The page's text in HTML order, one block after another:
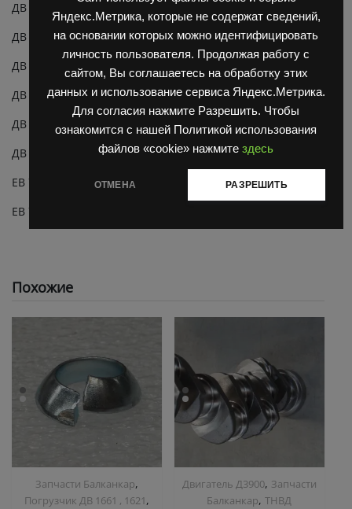
Яндекс.Метрика, которые не содержат сведений,
на основании которых можно идентифицировать
личность пользователя. Продолжая работу с
сайтом, Вы соглашаетесь на обработку этих
данных и использование сервиса Яндекс.Метрика.
Для согласия нажмите Разрешить. Чтобы
ознакомится с нашей Политикой использования
файлов «cookie» нажмите здесь
ОТМЕНА РАЗРЕШИТЬ
ДВ 1788.40
ДВ 1788.45
ДВ 1792.28
ДВ 1792.33
ДВ 1792.40
ДВ 1792.45
ЕВ 735.33
ЕВ 735.45
Похожие
Запчасти Балканкар,
Погрузчик ДВ 1661 , 1621,
Двигатель Д3900, Запчасти
Балканкар,ТНВД